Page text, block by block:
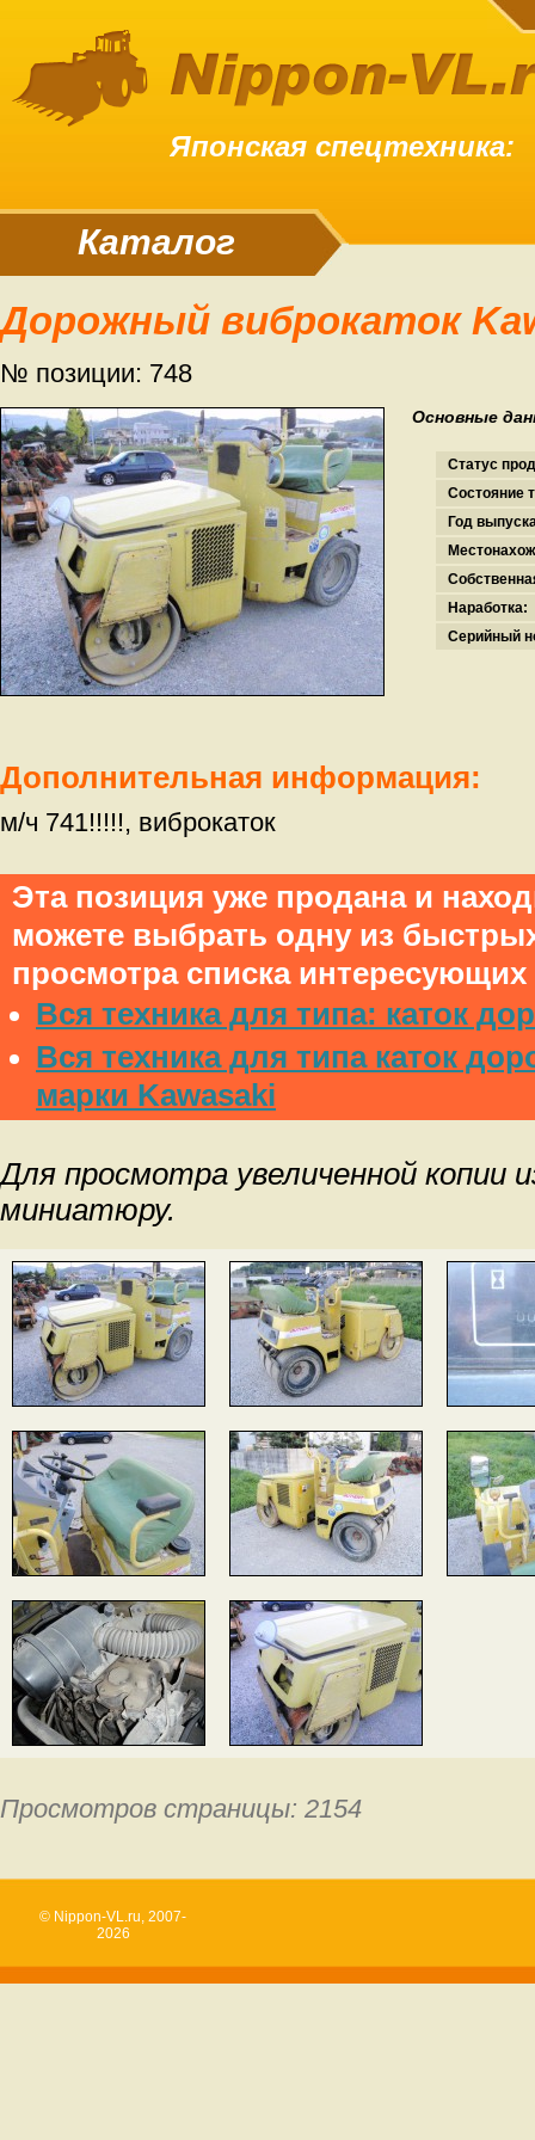
Японская спецтехника:
Каталог
Дорожный виброкаток
№ позиции: 748
Основные
Статус
Состояние
Год
Наработка:
Серийный
Дополнительная информация:
м/ч 741!!!!!, виброкаток
Эта позиция уже продана и
можете выбрать одну из
просмотра списка
Вся техника для типа: каток
Вся техника для типа каток
марки Kawasaki
Для просмотра увеличенной копии
миниатюру.
Просмотров страницы: 2154
© Nippon-VL.ru, 2007-
2026